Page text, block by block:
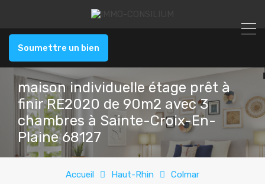
Soumettre un bien
maison individuelle étage prêt à
finir RE2020 de 90m2 avec 3
chambres à Sainte-Croix-En-
Plaine 68127
Accueil Haut-Rhin Colmar